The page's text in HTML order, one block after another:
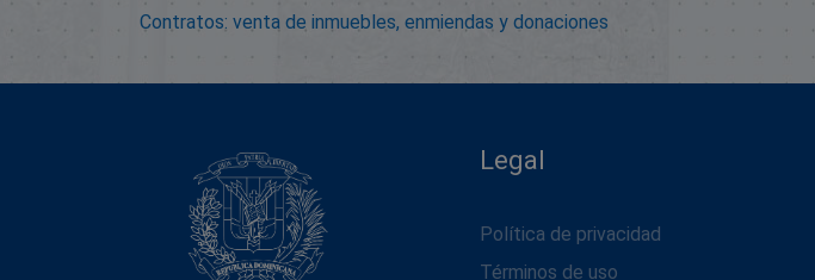
Contratos: venta de inmuebles, enmiendas y donaciones
Legal
Política de privacidad
Términos de uso